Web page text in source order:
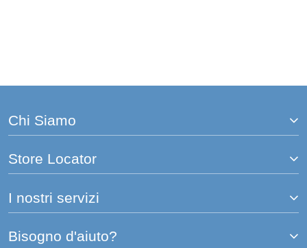
Chi Siamo
Store Locator
I nostri servizi
Bisogno d'aiuto?